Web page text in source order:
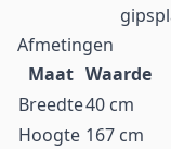
Afmetingen
Maat Waarde
Breedte40 cm
Hoogte 167 cm